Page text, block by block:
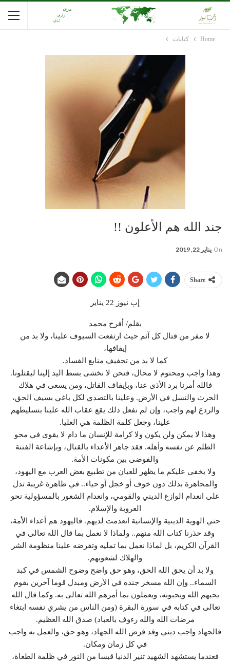
Home كتابات
جند الله هم الأعلون !!
On يناير 22, 2019
Share
إب نيوز 22 يناير
بقلم/ أفرح محمد
لا مفر من قتال كل آثم حيث ارتفعت السيوف علينا، ولا بد من
إيقافها،
كما لا بد من تجفيف منابع الفساد.
وهذا واجب ومحتوم لا محال، فنحن لا نخشى بسط اليد إلينا ليقتلونا.
فالله أمرنا برد الأذى عنا، وبإيقاف القاتل، ومن يسعى في هلاك
الحرث والنسل في الأرض. وعلينا بالتصدي لكل باغي بسيف الحق،
والردع لهم واجب، وإن لم نفعل ذلك يقع عقاب الله علينا بتسليطهم
علينا، وجعل كلمة الظلمة هي العليا.
وهذا لا يمكن ولن يكون ولا كرامة للإنسان ما دام لا يقوى في محو
الظلم عن نفسه وأهله. فقد جاهر الأعداء بالقتال، وبإشاعة الفتنة
والفوضى بين مكونات الأمة.
ولا يخفى عليكم ما يظهر للعيان من تطبيع بعض العرب مع اليهود،
والمجاهرة بذلك دون خوف أو خجل أو حياء.. في ظاهرة غريبة تدل
على انعدام الوازع الديني والقومي، وانعدام الشعور بالمسؤولية نحو
العروبة والإسلام.
حتي الهوية الدينية والإنسانية انعدمت لديهم. فاليهود هم أعداء الأمة،
وقد حذرنا كتاب الله منهم.. ولماذا لا نعمل بما قال الله تعالى في
القرآن الكريم، بل لماذا نعمل بما تمليه وتفرضه علينا منظومة الشر
والهلاك لشعوبهم.
ولا بد أن يحق الله الحق، وهو حق واضح وضوح الشمس في كبد
السماء.. وإن الله مسخر جنده في الأرض ومبدل قوما آخرين بقوم
يحبهم الله ويحبونه، ويعملون بما أمرهم الله تعالى به. وكما قال الله
تعالى في كتابه في سورة البقرة (ومن الناس من يشري نفسه ابتغاء
مرضات الله والله رءوف بالعباد) صدق الله العظيم.
فالجهاد واجب ديني وقد فرض الله الجهاد، وهو حق، والعمل به واجب
في كل زمان ومكان.
فعندما يستشهد الشهيد تنير الدنيا قبسا من النور في ظلمة الطغاة،